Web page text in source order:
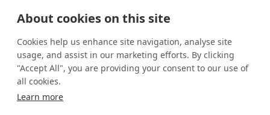
About cookies on this site
Cookies help us enhance site navigation, analyse site
usage, and assist in our marketing efforts. By clicking
"Accept All", you are providing your consent to our use of
all cookies.
Learn more
LinkedIn
YouTube
X Instagram
Facebook
Español
Copyright © 2026 Spotware Systems Ltd. cTrader®, Open Trading